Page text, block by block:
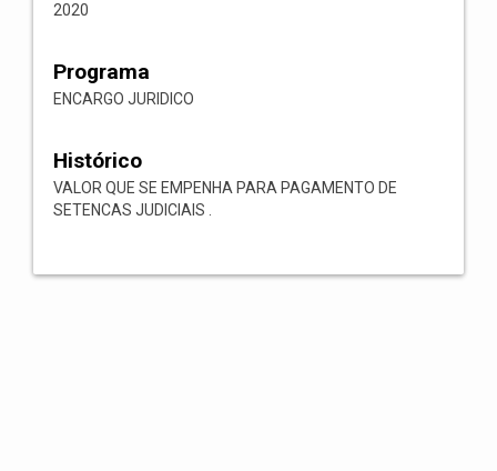
2020
Programa
ENCARGO JURIDICO
Histórico
VALOR QUE SE EMPENHA PARA PAGAMENTO DE
SETENCAS JUDICIAIS .